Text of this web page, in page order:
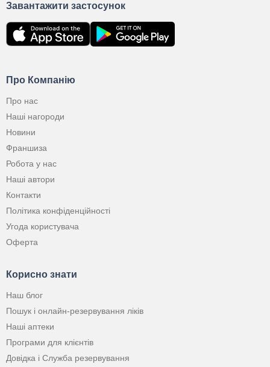
Про Компанію
Про нас
Наші нагороди
Новини
Франшиза
Робота у нас
Наші автори
Контакти
Політика конфіденційності
Угода користувача
Оферта
Корисно знати
Наш блог
Пошук і онлайн-резервування ліків
Наші аптеки
Програми для клієнтів
Довідка і Служба резервування
Завантажити застосунок